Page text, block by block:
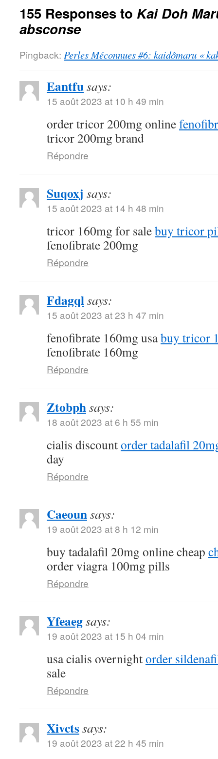
155 Responses to Kai Doh
absconse
Pingback: Perles Méconnues #6: kaidômaru «
Eantfusays:
15 août 2023 at 10 h 49 min
order tricor 200mg online
tricor 200mg brand
Répondre
Suqoxj says:
15 août 2023 at 14 h 48 min
tricor 160mg for salebuy tricor
fenofibrate 200mg
Répondre
Fdagqlsays:
15 août 2023 at 23 h 47 min
fenofibrate 160mg usabuy tricor
fenofibrate 160mg
Répondre
Ztobphsays:
18 août 2023 at 6 h 55 min
cialis discountorder tadalafil
day
Répondre
Caeounsays:
19 août 2023 at 8 h 12 min
buy tadalafil 20mg online cheap
order viagra 100mg pills
Répondre
Yfeaegsays:
19 août 2023 at 15 h 04 min
usa cialis overnightorder
sale
Répondre
Xivctssays:
19 août 2023 at 22 h 45 min